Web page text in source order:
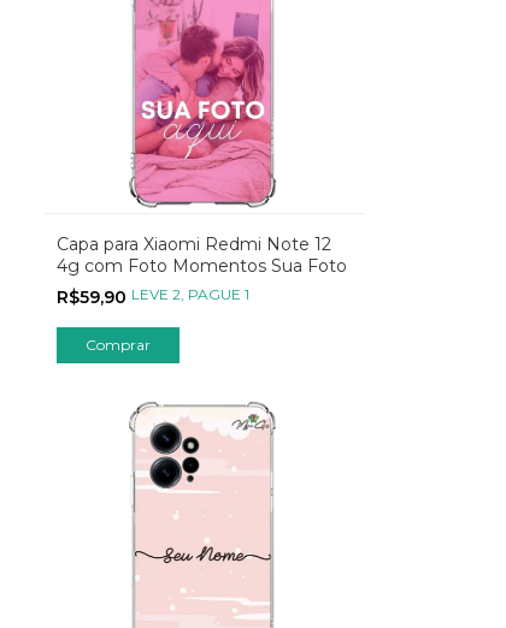
Capa para Xiaomi Redmi Note 12
4g com Foto Momentos Sua Foto
R$59,90 LEVE 2, PAGUE 1
Comprar